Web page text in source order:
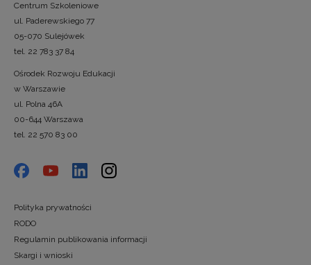
Centrum Szkoleniowe
ul. Paderewskiego 77
05-070 Sulejówek
tel. 22 783 37 84
Ośrodek Rozwoju Edukacji
w Warszawie
ul. Polna 46A
00-644 Warszawa
tel. 22 570 83 00
Polityka prywatności
RODO
Regulamin publikowania informacji
Skargi i wnioski